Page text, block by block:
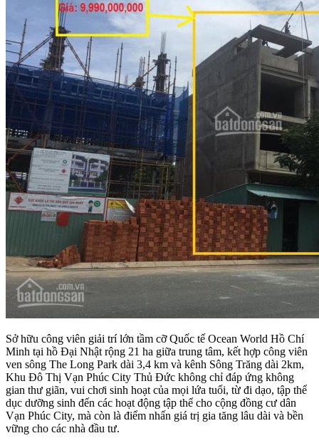
Sở hữu công viên giải trí lớn tầm cỡ Quốc tế Ocean World Hồ Chí
Minh tại hồ Đại Nhật rộng 21 ha giữa trung tâm, kết hợp công viên
ven sông The Long Park dài 3,4 km và kênh Sông Trăng dài 2km,
Khu Đô Thị Vạn Phúc City Thủ Đức không chỉ đáp ứng không
gian thư giãn, vui chơi sinh hoạt của mọi lứa tuổi, từ đi dạo, tập thể
dục dưỡng sinh đến các hoạt động tập thể cho cộng đồng cư dân
Vạn Phúc City, mà còn là điểm nhấn giá trị gia tăng lâu dài và bền
vững cho các nhà đầu tư.